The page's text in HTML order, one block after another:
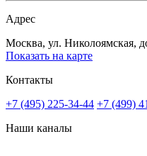
Адрес
Москва, ул. Николоямская,
Показать на карте
Контакты
+7 (495) 225-34-44 +7 (499)
Наши каналы